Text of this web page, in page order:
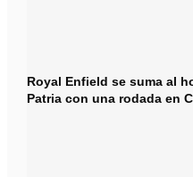
Royal Enfield se suma al
Patria con una rodada en